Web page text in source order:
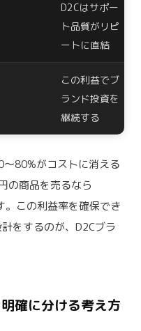
D2Cはサポー
ト品質がリピ
ートに直結
この利益でブ
ランド投資を
継続する
80%がコストに消える
の商品を売るなら
この利益率を確保でき
をするのが、D2Cブラ
確に分ける考え方